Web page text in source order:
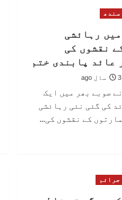
سندھ
رہائشی
نقشوں کی
عائد پابندی ختم
3 سال ago
صوبے بھر میں ایک
کی گئی نئی رہائشی
کے نقشوں کی...
جرائم